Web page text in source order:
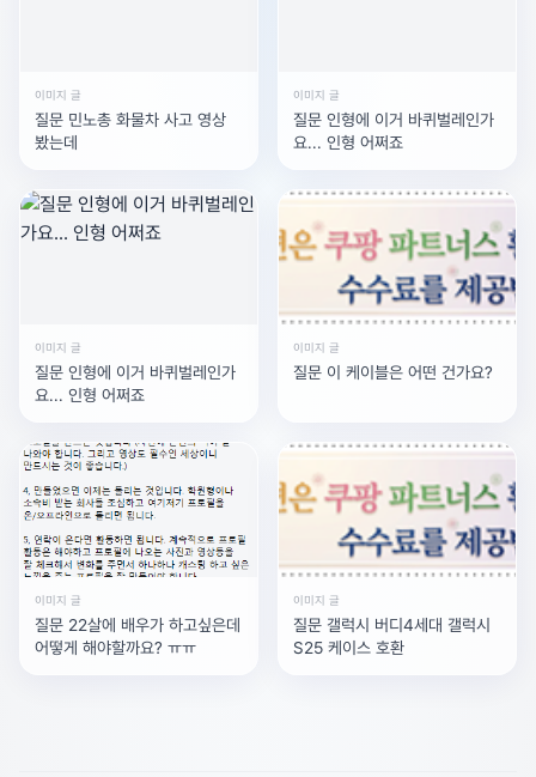
이미지 글
질문 민노총 화물차 사고 영상
봤는데
이미지 글
질문 인형에 이거 바퀴벌레인가
요... 인형 어쩌죠
이미지 글
질문 인형에 이거 바퀴벌레인가
요... 인형 어쩌죠
이미지 글
질문 이 케이블은 어떤 건가요?
이미지 글
질문 22살에 배우가 하고싶은데
어떻게 해야할까요? ㅠㅠ
이미지 글
질문 갤럭시 버디4세대 갤럭시
S25 케이스 호환